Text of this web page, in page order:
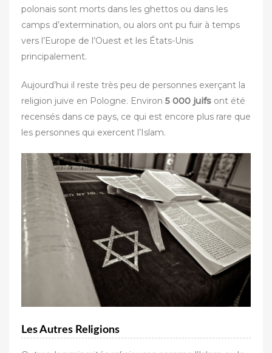
polonais sont morts dans les ghettos ou dans les
camps d’extermination, ou alors ont pu fuir à temps
vers l’Europe de l’Ouest et les États-Unis
principalement.
Aujourd’hui il reste très peu de personnes exerçant la
religion juive en Pologne. Environ 5 000 juifs ont été
recensés dans ce pays, ce qui est encore plus rare que
les personnes qui exercent l’Islam.
Les Autres Religions